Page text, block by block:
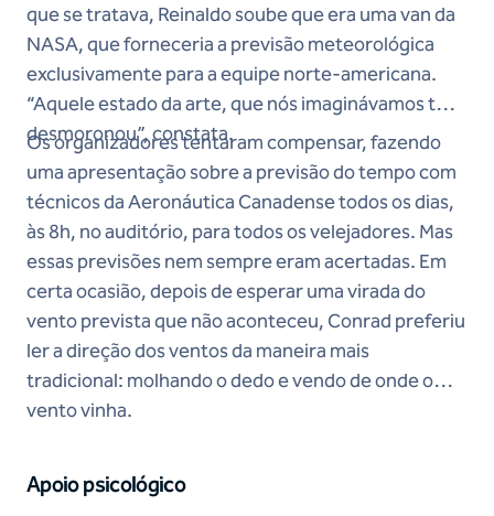
que se tratava, Reinaldo soube que era uma van da
NASA, que forneceria a previsão meteorológica
exclusivamente para a equipe norte-americana.
“Aquele estado da arte, que nós imaginávamos ter,
desmoronou”, constata.
Os organizadores tentaram compensar, fazendo
uma apresentação sobre a previsão do tempo com
técnicos da Aeronáutica Canadense todos os dias,
às 8h, no auditório, para todos os velejadores. Mas
essas previsões nem sempre eram acertadas. Em
certa ocasião, depois de esperar uma virada do
vento prevista que não aconteceu, Conrad preferiu
ler a direção dos ventos da maneira mais
tradicional: molhando o dedo e vendo de onde o
vento vinha.
Apoio psicológico